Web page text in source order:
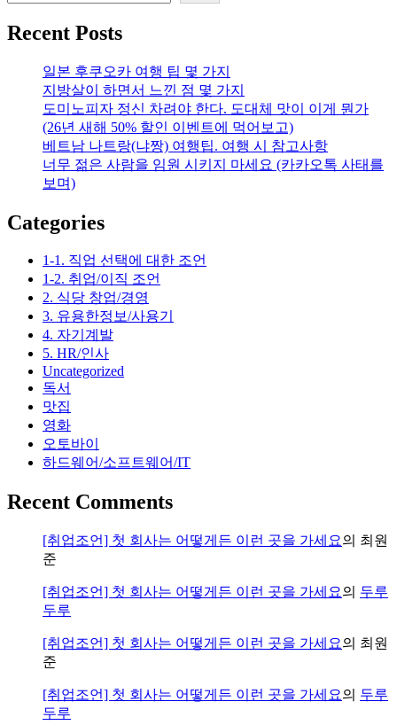
–
로
마,
바
티
칸,
심
Recent Posts
일본 후쿠오카 여행 팁 몇 가지
지방살이 하면서 느낀 점 몇 가지
도미노피자 정신 차려야 한다. 도대체 맛이 이게 뭔가
(26년 새해 50% 할인 이벤트에 먹어보고)
베트남 나트랑(냐짱) 여행팁. 여행 시 참고사항
너무 젊은 사람을 임원 시키지 마세요 (카카오톡 사태를
보며)
Categories
1-1. 직업 선택에 대한 조언
1-2. 취업/이직 조언
2. 식당 창업/경영
3. 유용한정보/사용기
4. 자기계발
5. HR/인사
Uncategorized
독서
맛집
영화
오토바이
하드웨어/소프트웨어/IT
Recent Comments
[취업조언] 첫 회사는 어떻게든 이런 곳을 가세요의 최원
준
[취업조언] 첫 회사는 어떻게든 이런 곳을 가세요의 두루
두루
[취업조언] 첫 회사는 어떻게든 이런 곳을 가세요의 최원
준
[취업조언] 첫 회사는 어떻게든 이런 곳을 가세요의 두루
두루